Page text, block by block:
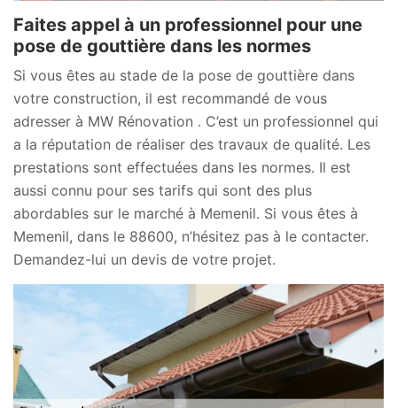
Faites appel à un professionnel pour une
pose de gouttière dans les normes
Si vous êtes au stade de la pose de gouttière dans
votre construction, il est recommandé de vous
adresser à MW Rénovation . C’est un professionnel qui
a la réputation de réaliser des travaux de qualité. Les
prestations sont effectuées dans les normes. Il est
aussi connu pour ses tarifs qui sont des plus
abordables sur le marché à Memenil. Si vous êtes à
Memenil, dans le 88600, n’hésitez pas à le contacter.
Demandez-lui un devis de votre projet.